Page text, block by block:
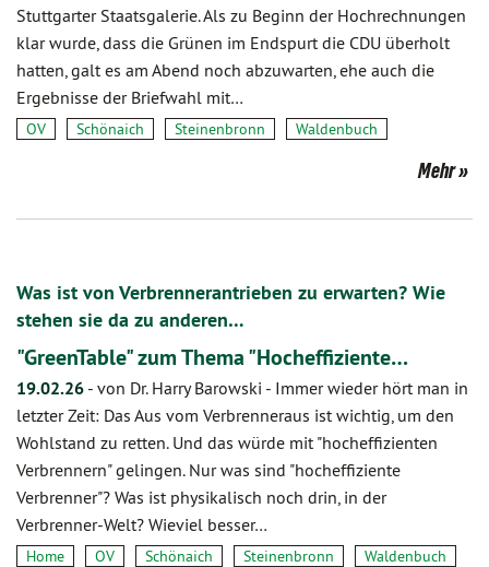
Stuttgarter Staatsgalerie. Als zu Beginn der Hochrechnungen
klar wurde, dass die Grünen im Endspurt die CDU überholt
hatten, galt es am Abend noch abzuwarten, ehe auch die
Ergebnisse der Briefwahl mit…
OV Schönaich Steinenbronn Waldenbuch
Mehr
Was ist von Verbrennerantrieben zu erwarten? Wie
stehen sie da zu anderen…
"GreenTable" zum Thema "Hocheffiziente…
19.02.26 - von Dr. Harry Barowski - Immer wieder hört man in
letzter Zeit: Das Aus vom Verbrenneraus ist wichtig, um den
Wohlstand zu retten. Und das würde mit "hocheffizienten
Verbrennern" gelingen. Nur was sind "hocheffiziente
Verbrenner"? Was ist physikalisch noch drin, in der
Verbrenner-Welt? Wieviel besser…
Home OV Schönaich Steinenbronn Waldenbuch